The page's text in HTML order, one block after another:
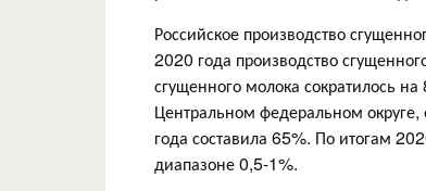
Российское производство
2020 года производство
сгущенного молока сократилось
Центральном федеральном округе,
года составила 65%. По итогам
диапазоне 0,5-1%.